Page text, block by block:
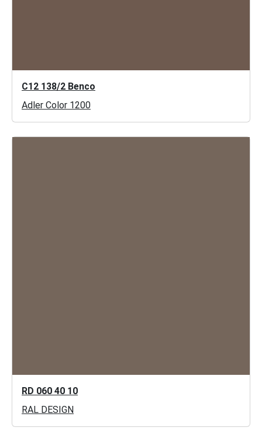
C12 138/2 Benco
Adler Color 1200
RD 060 40 10
RAL DESIGN